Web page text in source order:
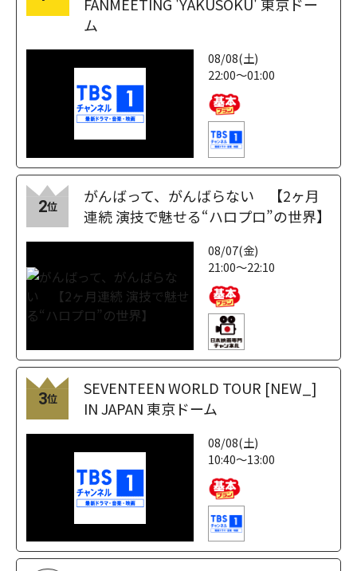
FANMEETING 'YAKUSOKU' 東京ドー
ム
08/08(土)
22:00～01:00
2位
がんばって、がんばらない 【2ヶ月
連続 演技で魅せる“ハロプロ”の世界】
08/07(金)
21:00～22:10
3位
SEVENTEEN WORLD TOUR [NEW_]
IN JAPAN 東京ドーム
08/08(土)
10:40～13:00